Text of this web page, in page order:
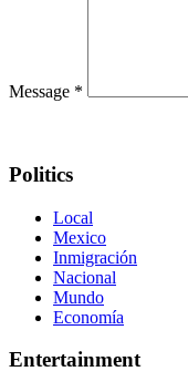
Message *
Politics
Local
Mexico
Inmigración
Nacional
Mundo
Economía
Entertainment